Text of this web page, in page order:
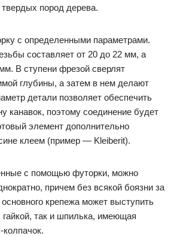
пород дерева.
с определенными параметрами.
составляет от 20 до 22 мм, а
В ступени фрезой сверлят
глубины, а затем в нем делают
детали позволяет обеспечить
канавок, поэтому соединение будет
элемент дополнительно
клеем (пример — Kleiberit).
с помощью футорки, можно
причем без всякой боязни за
крепежа может выступить
так и шпилька, имеющая
колпачок.